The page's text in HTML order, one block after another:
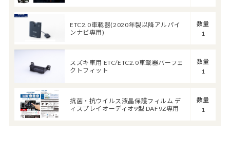
ETC2.0車載器(2020年製以降アルパイ
ンナビ専用)
数量
1
スズキ車用 ETC/ETC2.0車載器パーフェ
クトフィット
数量
1
抗菌・抗ウイルス液晶保護フィルム デ
ィスプレイオーディオ9型 DAF9Z専用
数量
1